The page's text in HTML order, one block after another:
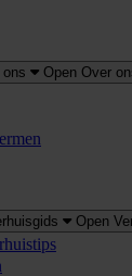
Open Over
Open